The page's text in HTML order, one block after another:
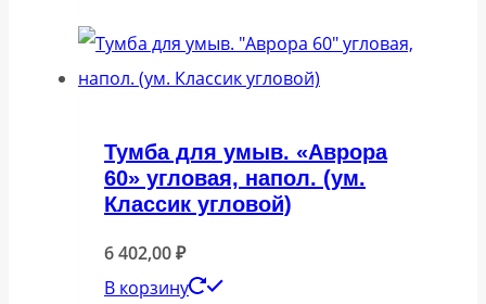
Тумба для умыв. «Аврора
60» угловая, напол. (ум.
Классик угловой)
6 402,00₽
В корзину